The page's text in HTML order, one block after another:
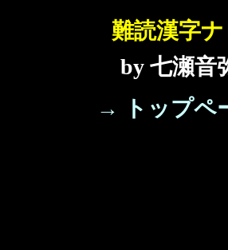
難読漢字
by 七瀬音
→ トップペ